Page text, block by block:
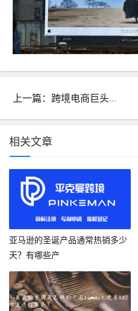
上一篇：跨境电商巨头虾皮在进口市场的布局和战略分析
相关文章
亚马逊的圣诞产品通常热销多少
天？有哪些产